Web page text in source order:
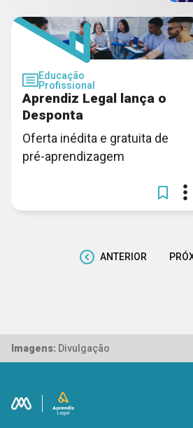
Educação
Profissional
Aprendiz Legal lança o
Desponta
Oferta inédita e gratuita de
pré-aprendizagem
ANTERIOR
Imagens: Divulgação